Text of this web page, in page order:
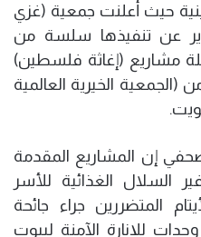
حيث أعلنت جمعية (غزي
الاثنين 15 فبراير عن تنفيذها سلسة من
مشاريع (إغاثة فلسطين)
الخيرية العالمية
إن المشاريع المقدمة
السلال الغذائية للأسر
المتضررين جراء جائحة
للإنارة الآمنة لبيوت